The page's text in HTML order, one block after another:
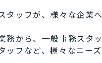
タッフが、様々な企業へ
務から、一般事務スタッ
ッフなど、様々なニーズ